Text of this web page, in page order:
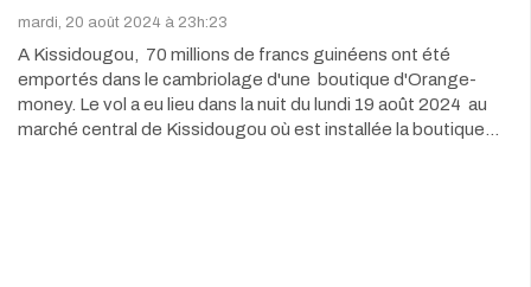
mardi, 20 août 2024 à 23h:23
A Kissidougou, 70 millions de francs guinéens ont été
emportés dans le cambriolage d'une boutique d'Orange-
money. Le vol a eu lieu dans la nuit du lundi 19 août 2024 au
marché central de Kissidougou où est installée la boutique…